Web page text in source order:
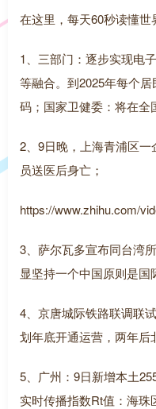
在这里，每天60秒读懂世
1、三部门：逐步实现电
等融合。到2025年每个
码；国家卫健委：将在全
2、9日晚，上海青浦区
员送医后身亡；
https://www.zhihu.com/
3、萨尔瓦多宣布同台湾
显坚持一个中国原则是国
4、京唐城际铁路联调联
划年底开通运营，两年后
5、广州：9日新增本土
实时传播指数Rt值：海珠